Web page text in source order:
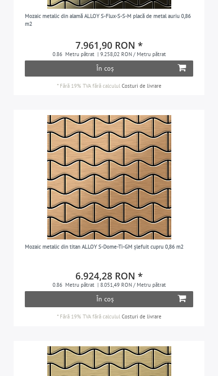
Mozaic metalic din alamă ALLOY S-Flux-S-S-M placă de metal auriu 0,86
m2
7.961,90 RON *
0.86 Metru pătrat | 9.258,02 RON / Metru pătrat
În coș
* Fără 19% TVAfără calculul Costuri de livrare
Mozaic metalic din titan ALLOY S-Dome-Ti-GM șlefuit cupru 0,86 m2
6.924,28 RON *
0.86 Metru pătrat | 8.051,49 RON / Metru pătrat
În coș
* Fără 19% TVAfără calculul Costuri de livrare